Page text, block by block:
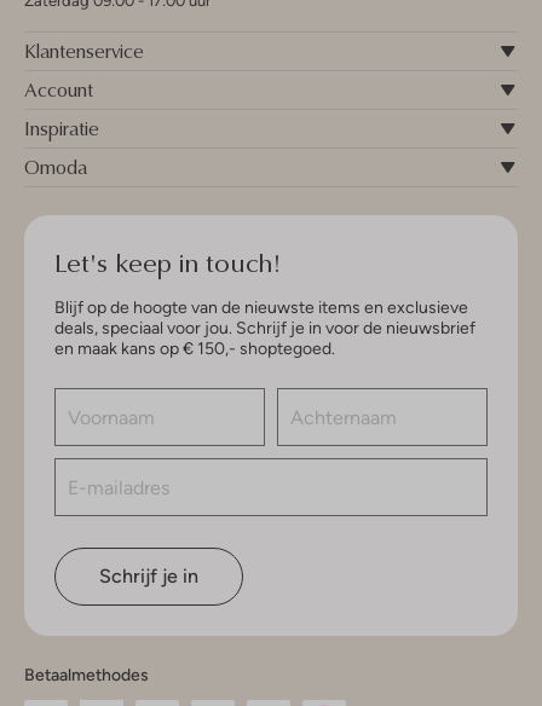
Klantenservice
Account
Inspiratie
Omoda
Let's keep in touch!
Blijf op de hoogte van de nieuwste items en exclusieve
deals, speciaal voor jou. Schrijf je in voor de nieuwsbrief
en maak kans op € 150,- shoptegoed.
Schrijf je in
Betaalmethodes